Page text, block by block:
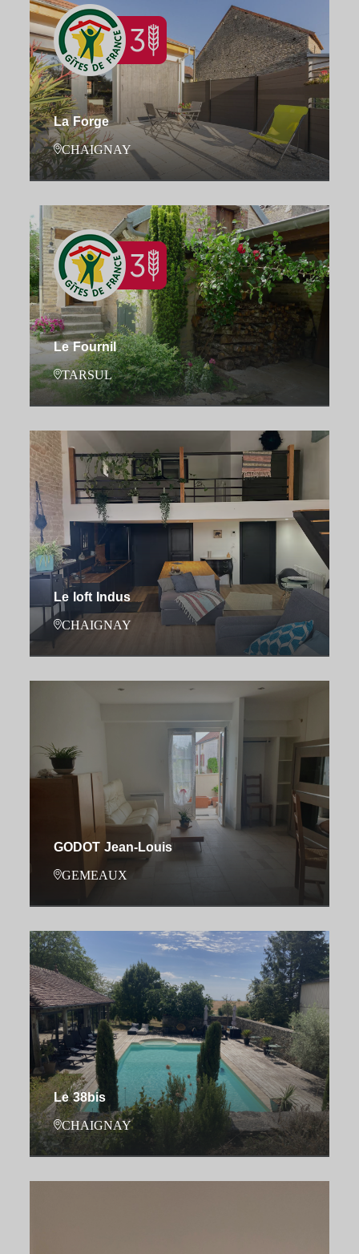
La Forge
CHAIGNAY
Le Fournil
TARSUL
Le loft Indus
CHAIGNAY
GODOT Jean-Louis
GEMEAUX
Le 38bis
CHAIGNAY